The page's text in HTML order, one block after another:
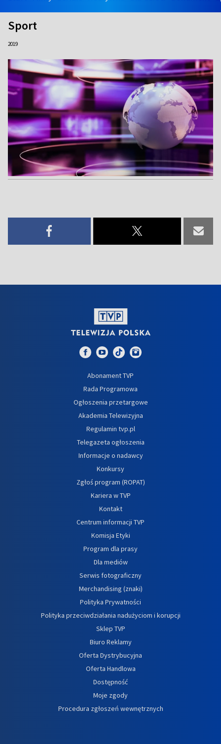
Sport
2019
Abonament TVP
Rada Programowa
Ogłoszenia przetargowe
Akademia Telewizyjna
Regulamin tvp.pl
Telegazeta ogłoszenia
Informacje o nadawcy
Konkursy
Zgłoś program (ROPAT)
Kariera w TVP
Kontakt
Centrum informacji TVP
Komisja Etyki
Program dla prasy
Dla mediów
Serwis fotograficzny
Merchandising (znaki)
Polityka Prywatności
Polityka przeciwdziałania nadużyciom i korupcji
Sklep TVP
Biuro Reklamy
Oferta Dystrybucyjna
Oferta Handlowa
Dostępność
Moje zgody
Procedura zgłoszeń wewnętrznych